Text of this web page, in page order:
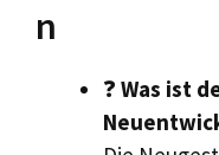
n
❓ Was ist